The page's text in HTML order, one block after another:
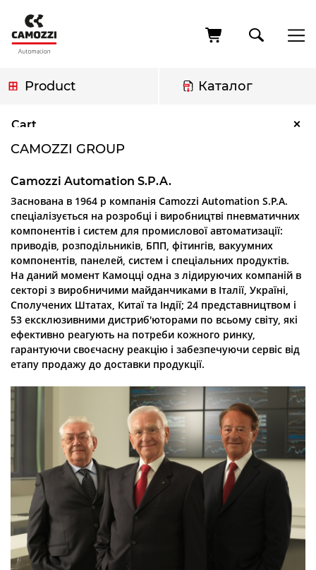
main
content
Product Каталог
Cart ×
CAMOZZI GROUP
Camozzi Automation S.P.A.
Заснована в 1964 р компанія Camozzi Automation S.P.A.
спеціалізується на розробці і виробництві пневматичних
компонентів і систем для промислової автоматизації:
приводів, розподільників, БПП, фітингів, вакуумних
компонентів, панелей, систем і спеціальних продуктів.
На даний момент Камоцці одна з лідируючих компаній в
секторі з виробничими майданчиками в Італії, Україні,
Сполучених Штатах, Китаї та Індії; 24 представництвом і
53 ексклюзивними дистриб'юторами по всьому світу, які
ефективно реагують на потреби кожного ринку,
гарантуючи своєчасну реакцію і забезпечуючи сервіс від
етапу продажу до доставки продукції.